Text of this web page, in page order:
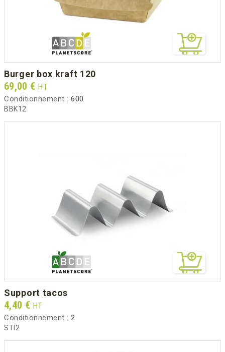
burger box kraft 120
Prix
69,00 € HT
Conditionnement : 600
BBK12
support tacos
Prix
4,40 € HT
Conditionnement : 2
STI2